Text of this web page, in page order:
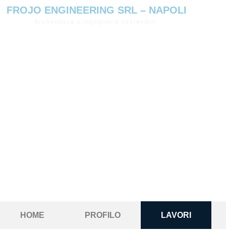
FROJO ENGINEERING SRL – NAPOLI
HOME PROFILO LAVORI